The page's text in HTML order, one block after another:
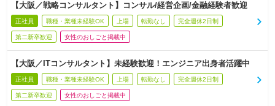
【大阪／戦略コンサルタント】コンサル/経営企画/金融経験者歓迎
正社員 職種・業種未経験OK 上場 転勤なし 完全週休2日制
第二新卒歓迎 女性のおしごと掲載中
【大阪／ITコンサルタント】未経験歓迎！エンジニア出身者活躍中
正社員 職種・業種未経験OK 上場 転勤なし 完全週休2日制
第二新卒歓迎 女性のおしごと掲載中